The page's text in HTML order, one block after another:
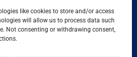
like cookies to store and/or access
will allow us to process data such
Not consenting or withdrawing consent,